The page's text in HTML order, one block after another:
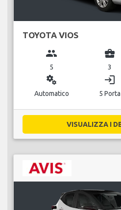
TOYOTA VIOS
group
5
business_center
3
miscellaneous_services
Automatico
login
5 Porta
VISUALIZZA I